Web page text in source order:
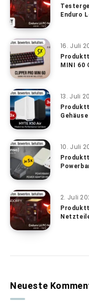
Enduro
16. Juli
MINI 60
13. Juli
Gehäuse
10. Juli
2. Juli
Neueste